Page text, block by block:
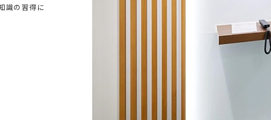
識の習得に